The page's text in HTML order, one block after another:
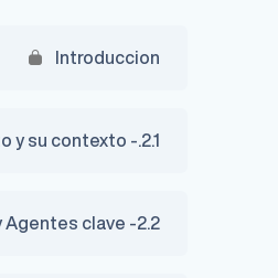
Introduccion
2.1.- Nuestro proyecto y su contexto
2.2- Partes interesadas y Agentes clave